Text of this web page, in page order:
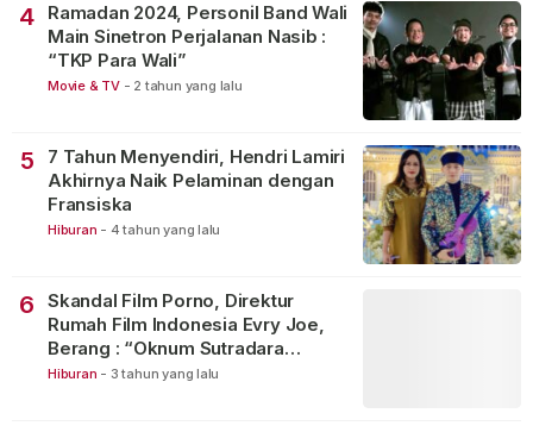
4
Ramadan 2024, Personil Band Wali
Main Sinetron Perjalanan Nasib :
“TKP Para Wali”
Movie & TV - 2 tahun yang lalu
5
7 Tahun Menyendiri, Hendri Lamiri
Akhirnya Naik Pelaminan dengan
Fransiska
Hiburan - 4 tahun yang lalu
6
Skandal Film Porno, Direktur
Rumah Film Indonesia Evry Joe,
Berang : “Oknum Sutradara
Merusak Perfilman Indonesia”!
Hiburan - 3 tahun yang lalu